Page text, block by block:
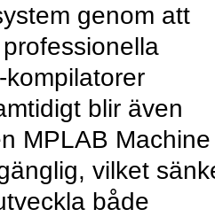
genom att
blir även
MPLAB Machine
vilket
både